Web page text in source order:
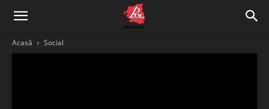
Acasă Social